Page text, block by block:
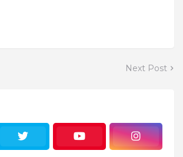
Next Post